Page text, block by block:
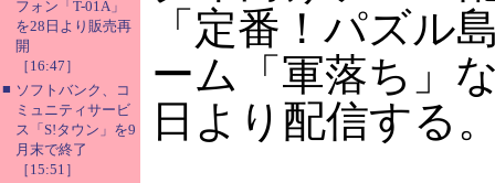
フォン「T-01A」
を28日より販売再
開
［16:47］
■ ソフトバンク、コ
ミュニティサービ
ス「S!タウン」を9
月末で終了
［15:51］
「定番！パズル
ーム「軍落ち」
日より配信する